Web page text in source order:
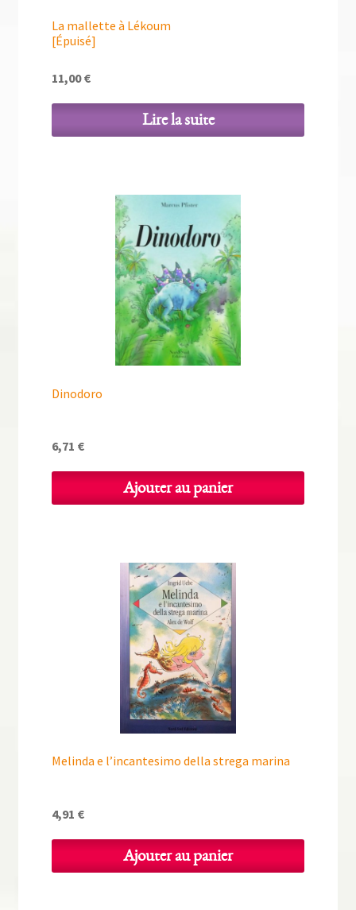
La mallette à Lékoum
[Épuisé]
11,00€
Lire la suite
Dinodoro
6,71 €
Ajouter au panier
Melinda e l’incantesimo della strega marina
4,91 €
Ajouter au panier